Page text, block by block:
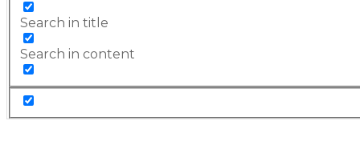
Search in title
Search in content